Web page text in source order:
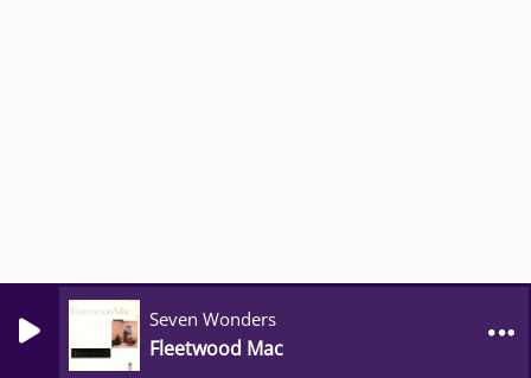
Seven Wonders
Fleetwood Mac